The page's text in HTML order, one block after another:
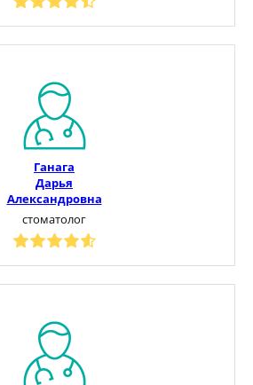
Ганага
Дарья
Александровна
стоматолог